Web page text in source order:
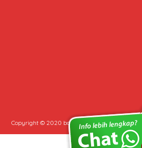
Copyright © 2020 bateraidanadaptor.com - All